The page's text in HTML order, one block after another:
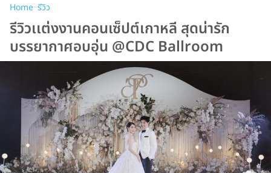
Home–รีวิว
รีวิวเเต่งงานคอนเซ็ปต์เกาหลี สุดน่ารัก
บรรยากาศอบอุ่น @CDC Ballroom